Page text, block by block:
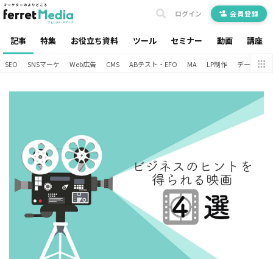
記事 特集 お役立ち資料 ツール セミナー 動画 講座
ログイン 会員登録
SEO SNSマーケ Web広告 CMS ABテスト・EFO MA LP制作 データ分析